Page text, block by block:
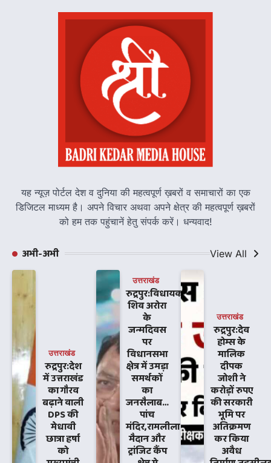
यह न्यूज़ पोर्टल देश व दुनिया की महत्वपूर्ण ख़बरों व समाचारों का एक
डिजिटल माध्यम है। अपने विचार अथवा अपने क्षेत्र की महत्वपूर्ण ख़बरों
को हम तक पहुंचानें हेतु संपर्क करें। धन्यवाद!
अभी-अभी View All
उत्तराखंड
रुद्रपुर:देश
में उत्तराखंड
का गौरव
बढ़ाने वाली
DPS की
मेधावी
छात्रा हर्षा
को
उत्तराखंड
रुद्रपुर:विधायक
शिव अरोरा
के
जन्मदिवस
पर
विधानसभा
क्षेत्र में उमड़ा
समर्थकों
का
जनसैलाब…
पांच
मंदिर,रामलीला
मैदान और
ट्रांजिट कैंप
उत्तराखंड
रुद्रपुर:देव
होम्स के
मालिक
दीपक
जोशी ने
करोड़ों रुपए
की सरकारी
भूमि पर
अतिक्रमण
कर किया
अवैध